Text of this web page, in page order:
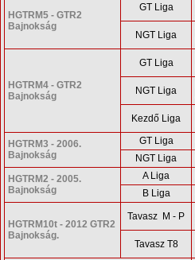
HGTRM5 - GTR2
Bajnokság
GT Liga
NGT Liga
HGTRM4 - GTR2
Bajnokság
GT Liga
NGT Liga
Kezdő Liga
HGTRM3 - 2006.
Bajnokság
GT Liga
NGT Liga
HGTRM2 - 2005.
Bajnokság
A Liga
B Liga
HGTRM10t - 2012 GTR2
Bajnokság.
Tavasz M - P
Tavasz T8